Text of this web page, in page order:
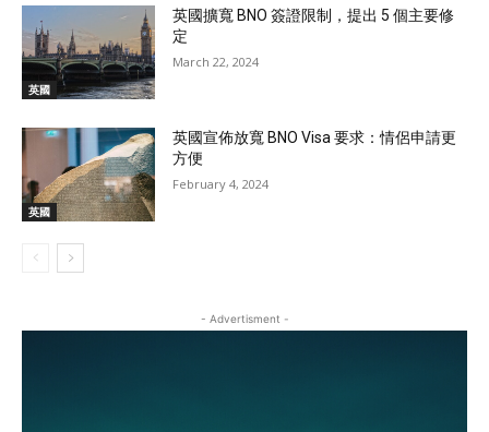
英國
英國擴寬 BNO 簽證限制，提出 5 個主要修
定
March 22, 2024
英國
英國宣佈放寬 BNO Visa 要求：情侶申請更
方便
February 4, 2024
- Advertisment -